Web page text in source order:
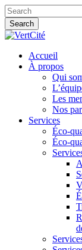
Skip
to
main
content
Search
Close
search
Menu
Accueil
À propos
Qui
Les
Nos
Services
Éco-
Éco-